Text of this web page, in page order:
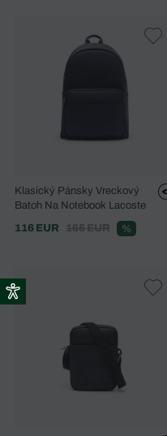
Klasický Pánsky Vreckový
Batoh Na Notebook Lacoste
116 EUR
165 EUR %